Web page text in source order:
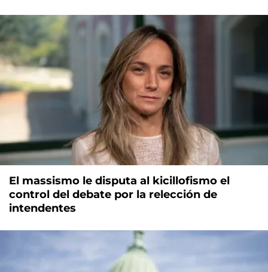
El massismo le disputa al kicillofismo el
control del debate por la relección de
intendentes